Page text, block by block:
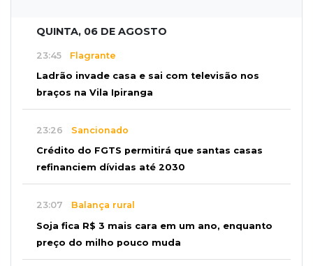
QUINTA, 06 DE AGOSTO
23:45 Flagrante
Ladrão invade casa e sai com televisão nos
braços na Vila Ipiranga
23:26 Sancionado
Crédito do FGTS permitirá que santas casas
refinanciem dívidas até 2030
23:07 Balança rural
Soja fica R$ 3 mais cara em um ano, enquanto
preço do milho pouco muda